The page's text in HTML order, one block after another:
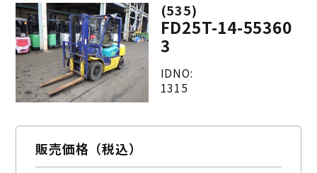
(535)
FD25T-14-55360
3
IDNO:
1315
販売価格（税込）